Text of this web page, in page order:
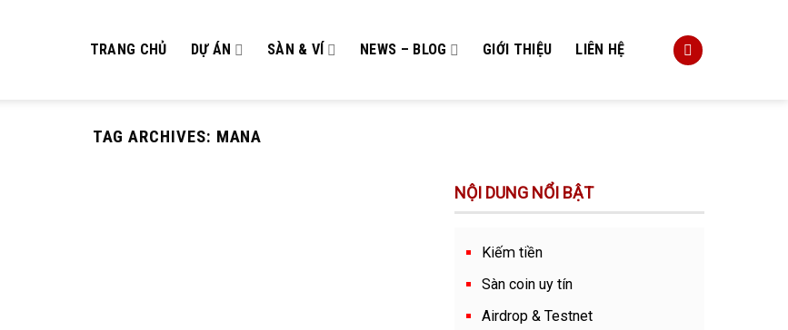
TRANG CHỦ DỰ ÁN SÀN & VÍ NEWS – BLOG GIỚI THIỆU LIÊN HỆ
TAG ARCHIVES: MANA
NỘI DUNG NỔI BẬT
Kiếm tiền
Sàn coin uy tín
Airdrop & Testnet